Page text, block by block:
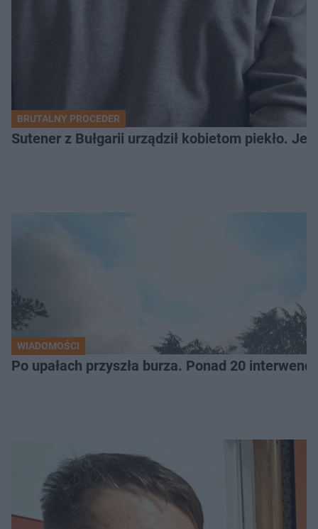
BRUTALNY PROCEDER
Sutener z Bułgarii urządził kobietom piekło.
WIADOMOŚCI
Po upałach przyszła burza. Ponad 20